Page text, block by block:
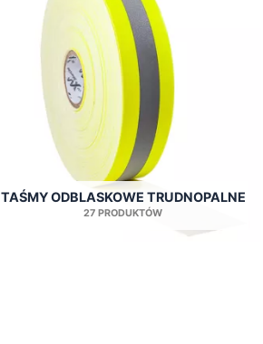
TAŚMY ODBLASKOWE TRUDNOPALNE
27 PRODUKTÓW